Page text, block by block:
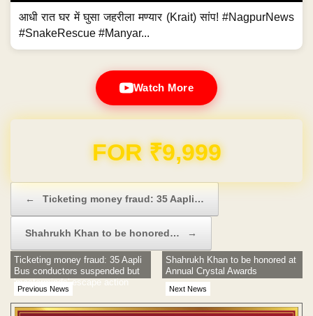
आधी रात घर में घुसा जहरीला मण्यार (Krait) सांप! #NagpurNews
#SnakeRescue #Manyar...
Watch More
FOR ₹9,999
← Ticketing money fraud: 35 Aapli…
Shahrukh Khan to be honored… →
Previous News
Ticketing money fraud: 35 Aapli
Bus conductors suspended but
'masterminds' escape action
Next News
Shahrukh Khan to be honored at
Annual Crystal Awards